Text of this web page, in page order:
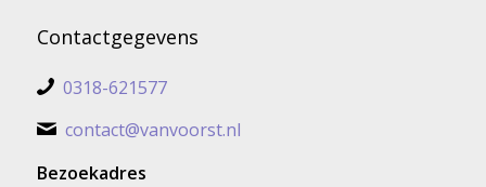
Contactgegevens
0318-621577
contact@vanvoorst.nl
Bezoekadres